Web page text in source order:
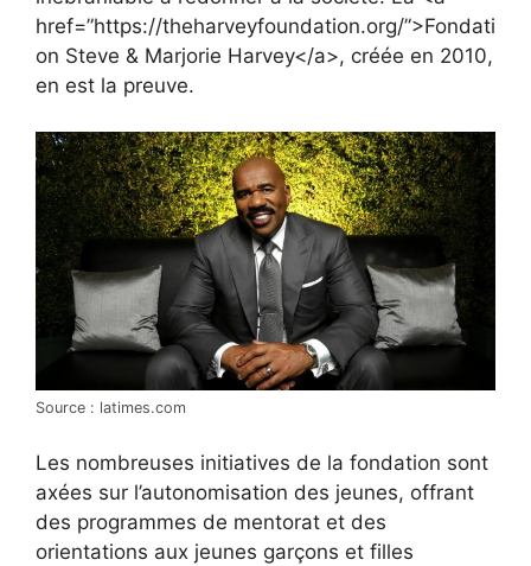
href=”https://theharveyfoundation.org/”>Fondati
on Steve & Marjorie Harvey</a>, créée en 2010,
en est la preuve.
Source : latimes.com
Les nombreuses initiatives de la fondation sont
axées sur l’autonomisation des jeunes, offrant
des programmes de mentorat et des
orientations aux jeunes garçons et filles